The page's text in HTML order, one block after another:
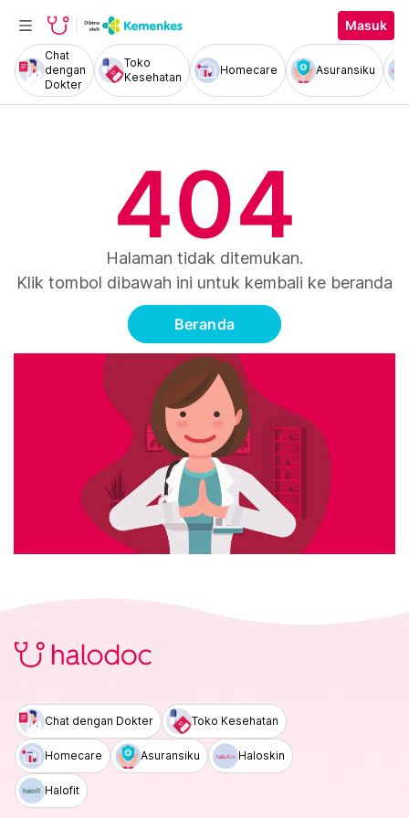
Masuk
Chat
dengan
Dokter
Toko
Kesehatan
Homecare Asuransiku
404
Halaman tidak ditemukan.
Klik tombol dibawah ini untuk kembali ke beranda
Beranda
Chat dengan Dokter Toko Kesehatan
Homecare Asuransiku Haloskin
Halofit